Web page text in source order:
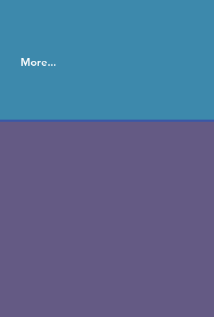
More...